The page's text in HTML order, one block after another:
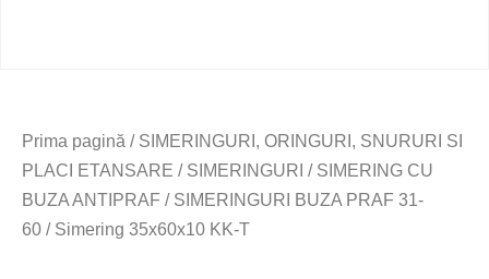
Prima pagină / SIMERINGURI, ORINGURI, SNURURI SI
PLACI ETANSARE / SIMERINGURI / SIMERING CU
BUZA ANTIPRAF / SIMERINGURI BUZA PRAF 31-
60 / Simering 35x60x10 KK-T